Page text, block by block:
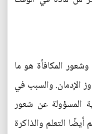
هذا الربط بين مستقبلات GLP-1 وشعور المكافأة هو ما
الإدمان. والسبب في
المسؤولة عن شعور
التعلم والذاكرة